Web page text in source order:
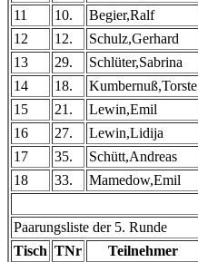
11
10. Begier,Ralf
12
12. Schulz,Gerhard
13
29. Schlüter,Sabrina
14
18. Kumbernuß,Torste
15
21. Lewin,Emil
16
27. Lewin,Lidija
17
35. Schütt,Andreas
18
33. Mamedow,Emil
Paarungsliste der 5. Runde
Tisch TNr Teilnehmer